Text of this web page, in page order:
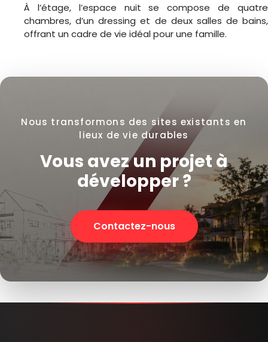
À l’étage, l’espace nuit se compose de quatre
chambres, d’un dressing et de deux salles de bains,
offrant un cadre de vie idéal pour une famille.
Nous transformons des sites existants en
lieux de vie durables
Vous avez un projet à
développer ?
Contactez-nous